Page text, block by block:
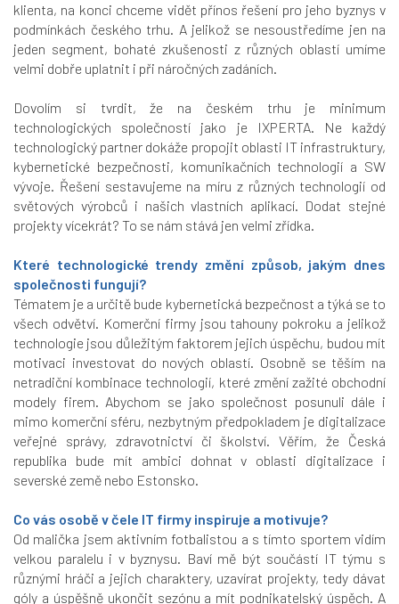
klienta, na konci chceme vidět přínos řešení pro jeho byznys v
podmínkách českého trhu. A jelikož se nesoustředíme jen na
jeden segment, bohaté zkušenosti z různých oblastí umíme
velmi dobře uplatnit i při náročných zadáních.
Dovolím si tvrdit, že na českém trhu je minimum
technologických společností jako je
IXPERTA. Ne každý
technologický partner dokáže propojit oblasti IT infrastruktury,
kybernetické bezpečnosti, komunikačních technologií a SW
vývoje. Řešení sestavujeme na míru z různých technologií od
světových výrobců i našich vlastních aplikací. Dodat stejné
projekty vícekrát? To se nám stává jen velmi zřídka.
Které technologické trendy změní způsob, jakým dnes
společnosti fungují?
Tématem je a určitě bude kybernetická bezpečnost a týká se to
všech odvětví. Komerční firmy jsou tahouny pokroku a jelikož
technologie jsou důležitým faktorem jejich úspěchu, budou mít
motivaci investovat do nových oblastí. Osobně se těším na
netradiční kombinace technologií, které změní zažité obchodní
modely firem. Abychom se jako společnost posunuli dále i
mimo komerční sféru, nezbytným předpokladem je digitalizace
veřejné správy, zdravotnictví či školství. Věřím, že Česká
republika bude mít ambici dohnat v oblasti digitalizace i
severské země nebo Estonsko.
Co vás osobě v čele IT firmy inspiruje a motivuje?
Od malička jsem aktivním fotbalistou a s tímto sportem vidím
velkou paralelu i v byznysu. Baví mě být součástí IT týmu s
různými hráči a jejich charaktery, uzavírat projekty, tedy dávat
góly a úspěšně ukončit sezónu a mít podnikatelský úspěch. A